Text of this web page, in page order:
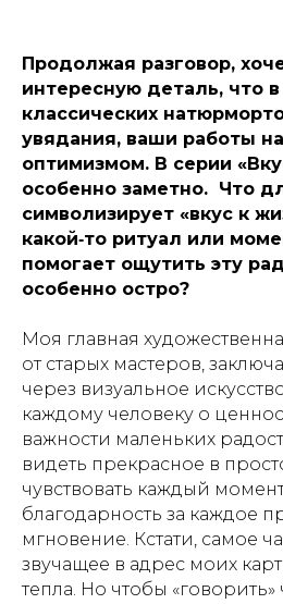
Продолжая разговор,
интересную деталь, что
классических
увядания, ваши работы
оптимизмом. В серии
особенно заметно. Что
символизирует «вкус к
какой‑то ритуал или
помогает ощутить эту
особенно остро?
Моя главная
от старых мастеров,
через визуальное
каждому человеку о
важности маленьких
видеть прекрасное в
чувствовать каждый
благодарность за каждое
мгновение. Кстати, самое
звучащее в адрес моих
тепла. Но чтобы